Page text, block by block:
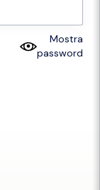
Mostra
password